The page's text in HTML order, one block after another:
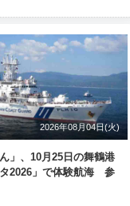
2026年08月04日(火)
」、10月25日の舞鶴港
タ2026」で体験航海 参